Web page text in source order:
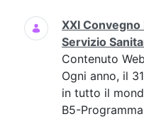
XXI
Servizio
Contenuto Web
Ogni anno, il 31
in tutto il
B5-